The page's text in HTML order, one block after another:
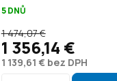
5 DNŮ
1 139,61 € bez DPH
1 474,07 €
1 356,14 €